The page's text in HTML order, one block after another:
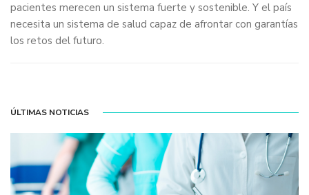
pacientes merecen un sistema fuerte y sostenible. Y el país
necesita un sistema de salud capaz de afrontar con garantías
los retos del futuro.
ÚLTIMAS NOTICIAS